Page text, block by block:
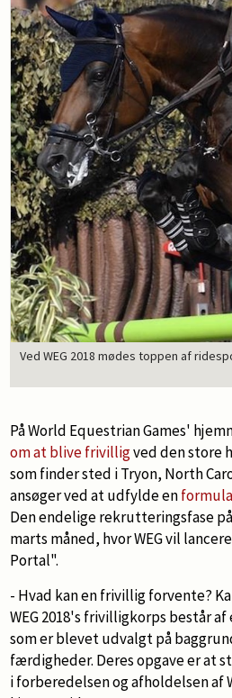
Ved WEG 2018 mødes toppen af
På World Equestrian Games'
om at blive frivilligved den store
som finder sted i Tryon, North
ansøger ved at udfylde en
Den endelige rekrutteringsfase
marts måned, hvor WEG vil
Portal".
- Hvad kan en frivillig forvente?
WEG 2018's frivilligkorps består
som er blevet udvalgt på
færdigheder. Deres opgave er at
i forberedelsen og afholdelsen af